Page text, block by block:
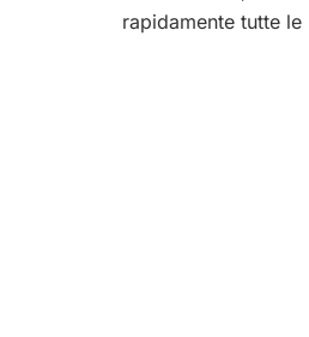
rapidamente tutte